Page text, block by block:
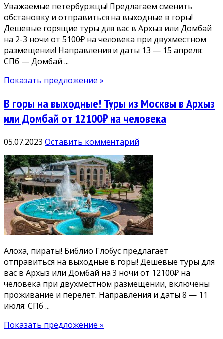
Уважаемые петербуржцы! Предлагаем сменить
обстановку и отправиться на выходные в горы!
Дешевые горящие туры для вас в Архыз или Домбай
на 2-3 ночи от 5100₽ на человека при двухместном
размещении! Направления и даты 13 — 15 апреля:
СПб — Домбай ...
Показать предложение »
В горы на выходные! Туры из Москвы в Архыз
или Домбай от 12100₽ на человека
05.07.2023 Оставить комментарий
Алоха, пираты! Библио Глобус предлагает
отправиться на выходные в горы! Дешевые туры для
вас в Архыз или Домбай на 3 ночи от 12100₽ на
человека при двухместном размещении, включены
проживание и перелет. Направления и даты 8 — 11
июля: СПб ...
Показать предложение »